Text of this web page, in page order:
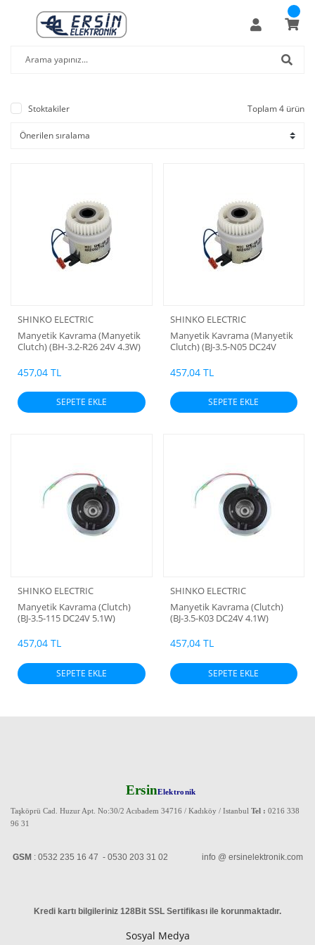
Stoktakiler Toplam 4 ürün
SHINKO ELECTRIC
Manyetik Kavrama (Manyetik
Clutch) (BH-3.2-R26 24V 4.3W)
457,04 TL
SEPETE EKLE
SHINKO ELECTRIC
Manyetik Kavrama (Manyetik
Clutch) (BJ-3.5-N05 DC24V
457,04 TL
SEPETE EKLE
SHINKO ELECTRIC
Manyetik Kavrama (Clutch)
(BJ-3.5-115 DC24V 5.1W)
457,04 TL
SEPETE EKLE
SHINKO ELECTRIC
Manyetik Kavrama (Clutch)
(BJ-3.5-K03 DC24V 4.1W)
457,04 TL
SEPETE EKLE
ErsinElektronik
Taşköprü Cad. Huzur Apt. No:30/2 Acıbadem 34716 / Kadıköy / Istanbul Tel : 0216 338
96 31
GSM : 0532 235 16 47 - 0530 203 31 02 info @ ersinelektronik.com
Kredi kartı bilgileriniz 128Bit SSL Sertifikası ile korunmaktadır.
Sosyal Medya